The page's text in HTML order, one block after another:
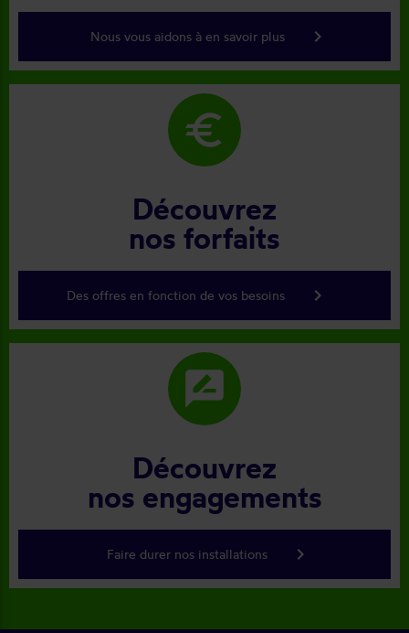
Nous vous aidons à en savoir plus keyboard_arrow_right
euro
Découvrez
nos forfaits
Des offres en fonction de vos besoins keyboard_arrow_right
rate_review
Découvrez
nos engagements
Faire durer nos installations keyboard_arrow_right